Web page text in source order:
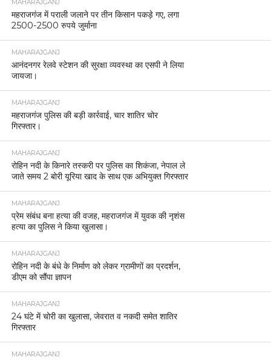
MAHARAJGANJ
महराजगंज में पराली जलाने पर तीन किसान पकड़े गए, लगा
2500-2500 रुपये जुर्माना
MAHARAJGANJ
आनंदनगर रेलवे स्टेशन की सुरक्षा व्यवस्था का एसपी ने लिया
जायजा।
MAHARAJGANJ
महराजगंज पुलिस की बड़ी कार्रवाई, चार शातिर चोर
गिरफ्तार।
MAHARAJGANJ
रोहिन नदी के किनारे तस्करी पर पुलिस का शिकंजा, नेपाल ले
जाते समय 2 बोरी यूरिया खाद के साथ एक अभियुक्त गिरफ्तार
MAHARAJGANJ
प्रेम संबंध बना हत्या की वजह, महराजगंज में युवक की नृशंस
हत्या का पुलिस ने किया खुलासा।
MAHARAJGANJ
रोहिन नदी के बंधे के निर्माण को लेकर ग्रामीणों का प्रदर्शन,
डीएम को सौंपा ज्ञापन
MAHARAJGANJ
24 घंटे में चोरी का खुलासा, जेवरात व नकदी समेत शातिर
गिरफ्तार
MAHARAJGANJ